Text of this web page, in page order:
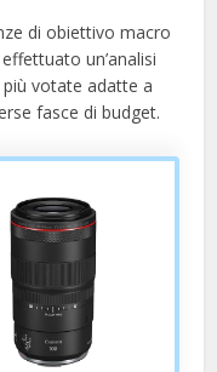
di obiettivo macro
un’analisi
votate adatte a
fasce di budget.